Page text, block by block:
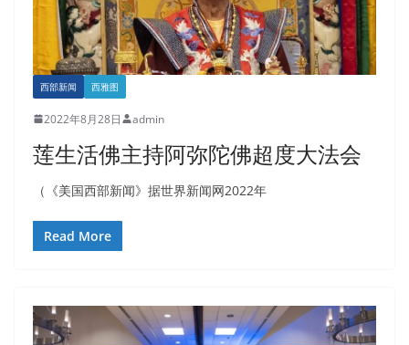
西部新闻 西雅图
2022年8月28日 admin
莲生活佛主持阿弥陀佛超度大法会
（《美国西部新闻》据世界新闻网2022年
Read More